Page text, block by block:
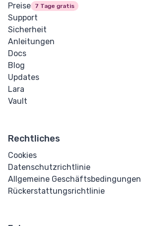
Preise
7 Tage gratis
Support
Sicherheit
Anleitungen
Docs
Blog
Updates
Lara
Vault
Rechtliches
Cookies
Datenschutzrichtlinie
Allgemeine Geschäftsbedingungen
Rückerstattungsrichtlinie